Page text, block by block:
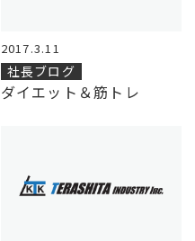
2017.3.11
社長ブログ
ダイエット＆筋トレ